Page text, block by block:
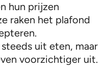
hun prijzen
raken het plafond
uit eten, maar
voorzichtiger uit.